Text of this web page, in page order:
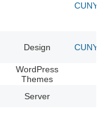
CUNY
Design CUNY
WordPress
Themes
Server